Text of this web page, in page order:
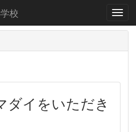
校
ダイをいただき